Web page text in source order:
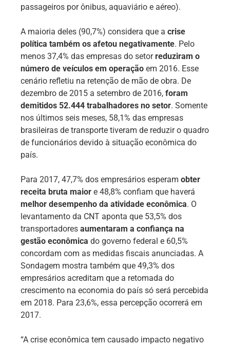
passageiros por ônibus, aquaviário e aéreo).
A maioria deles (90,7%) considera que a crise
política também os afetou negativamente. Pelo
menos 37,4% das empresas do setorreduziram o
número de veículos em operação em 2016. Esse
cenário refletiu na retenção de mão de obra. De
dezembro de 2015 a setembro de 2016, foram
demitidos 52.444 trabalhadores no setor. Somente
nos últimos seis meses, 58,1% das empresas
brasileiras de transporte tiveram de reduzir o quadro
de funcionários devido à situação econômica do
país.
Para 2017, 47,7% dos empresários esperam obter
receita bruta maior e 48,8% confiam que haverá
melhor desempenho da atividade econômica. O
levantamento da CNT aponta que 53,5% dos
transportadores aumentaram a confiança na
gestão econômica do governo federal e 60,5%
concordam com as medidas fiscais anunciadas. A
Sondagem mostra também que 49,3% dos
empresários acreditam que a retomada do
crescimento na economia do país só será percebida
em 2018. Para 23,6%, essa percepção ocorrerá em
2017.
“A crise econômica tem causado impacto negativo